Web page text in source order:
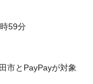
59分
市とPayPayが対象